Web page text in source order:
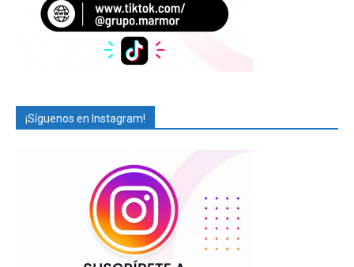
¡Síguenos en Instagram!